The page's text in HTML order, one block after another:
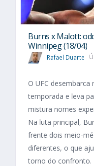
Burns x Malott:
Winnipeg (18/04)
Rafael Duarte
O UFC desembarca
temporada e leva
mistura nomes
Na luta principal,
frente dois meio-
diferentes, o que
torno do confronto.